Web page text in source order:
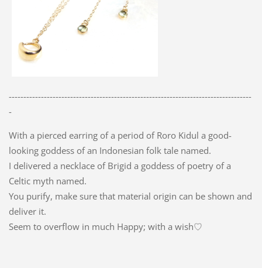
-----------------------------------------------------------------------------------
-
With a pierced earring of a period of Roro Kidul a good-
looking goddess of an Indonesian folk tale named.
I delivered a necklace of Brigid a goddess of poetry of a
Celtic myth named.
You purify, make sure that material origin can be shown and
deliver it.
Seem to overflow in much Happy; with a wish♡